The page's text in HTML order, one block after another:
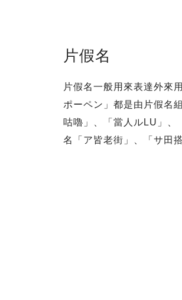
片假名
片假名一般用來表達外來
ポーペン」都是由片假名
咕嚕」、「當人ルLU」、
名「ア皆老街」、「サ田